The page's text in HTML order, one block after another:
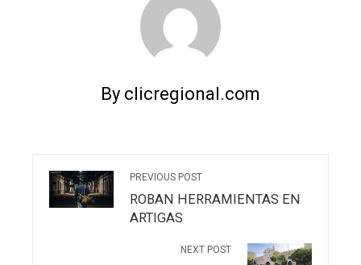
By clicregional.com
PREVIOUS POST
ROBAN HERRAMIENTAS EN
ARTIGAS
NEXT POST